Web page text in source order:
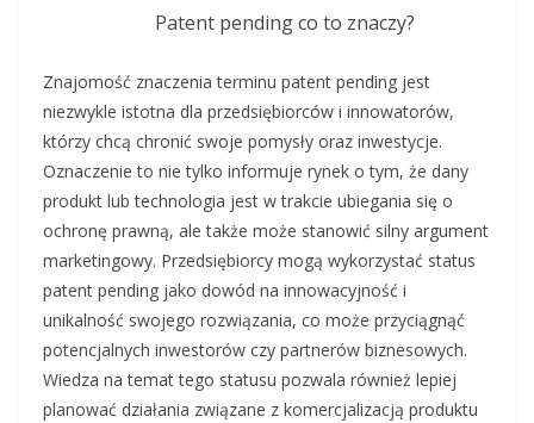
Patent pending co to znaczy?
Znajomość znaczenia terminu patent pending jest
niezwykle istotna dla przedsiębiorców i innowatorów,
którzy chcą chronić swoje pomysły oraz inwestycje.
Oznaczenie to nie tylko informuje rynek o tym, że dany
produkt lub technologia jest w trakcie ubiegania się o
ochronę prawną, ale także może stanowić silny argument
marketingowy. Przedsiębiorcy mogą wykorzystać status
patent pending jako dowód na innowacyjność i
unikalność swojego rozwiązania, co może przyciągnąć
potencjalnych inwestorów czy partnerów biznesowych.
Wiedza na temat tego statusu pozwala również lepiej
planować działania związane z komercjalizacją produktu